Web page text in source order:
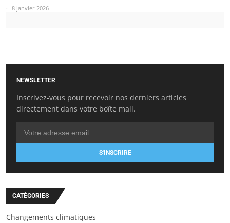
8 janvier 2026
NEWSLETTER
Inscrivez-vous pour recevoir nos derniers articles
directement dans votre boîte mail.
S'INSCRIRE
CATÉGORIES
Changements climatiques